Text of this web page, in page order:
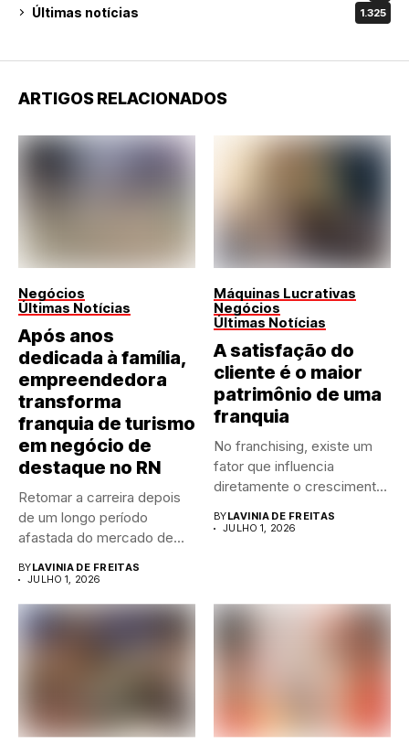
Últimas notícias 1.325
ARTIGOS RELACIONADOS
Negócios
Últimas Notícias
Após anos
dedicada à família,
empreendedora
transforma
franquia de turismo
em negócio de
destaque no RN
Retomar a carreira depois
de um longo período
afastada do mercado de...
BYLAVINIA DE FREITAS
JULHO 1, 2026
Máquinas Lucrativas
Negócios
Últimas Notícias
A satisfação do
cliente é o maior
patrimônio de uma
franquia
No franchising, existe um
fator que influencia
diretamente o crescimento
BYLAVINIA DE FREITAS
JULHO 1, 2026